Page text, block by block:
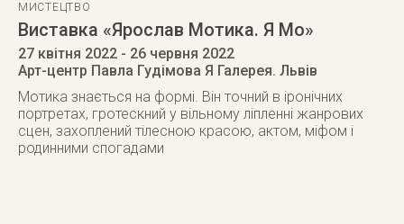
МИСТЕЦТВО
Виставка «Ярослав Мотика. Я Мо»
27 квітня 2022 - 26 червня 2022
Арт-центр Павла Гудімова Я Галерея. Львів
Мотика знається на формі. Він точний в іронічних
портретах, гротескний у вільному ліпленні жанрових
сцен, захоплений тілесною красою, актом, міфом і
родинними спогадами